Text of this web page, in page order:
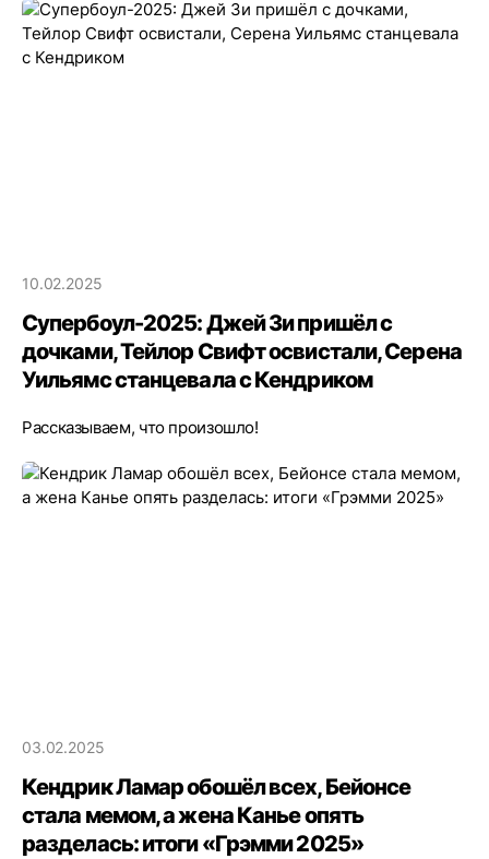
10.02.2025
Супербоул-2025: Джей Зи пришёл с
дочками, Тейлор Свифт освистали, Серена
Уильямс станцевала с Кендриком
Рассказываем, что произошло!
03.02.2025
Кендрик Ламар обошёл всех, Бейонсе
стала мемом, а жена Канье опять
разделась: итоги «Грэмми 2025»